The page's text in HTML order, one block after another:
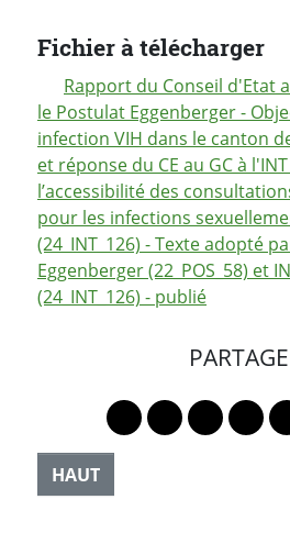
Fichier à télécharger
Rapport du Conseil d'Etat
le Postulat Eggenberger -
infection VIH dans le canton
et réponse du CE au GC à
l’accessibilité des
pour les infections
(24_INT_126) - Texte adopté
Eggenberger (22_POS_58) et
(24_INT_126) - publié
Lien vers le profil
Lien vers le
Lien vers
Lien
HAUT